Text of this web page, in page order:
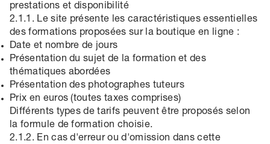
prestations et disponibilité
2.1.1. Le site présente les caractéristiques essentielles
des formations proposées sur la boutique en ligne :
Date et nombre de jours
Présentation du sujet de la formation et des
thématiques abordées
Présentation des photographes tuteurs
Prix en euros (toutes taxes comprises)
Différents types de tarifs peuvent être proposés selon
la formule de formation choisie.
2.1.2. En cas d'erreur ou d'omission dans cette